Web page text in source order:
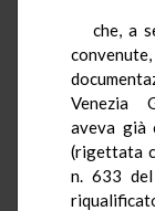
che, a
Venezia
aveva già
(rigettata
n. 633